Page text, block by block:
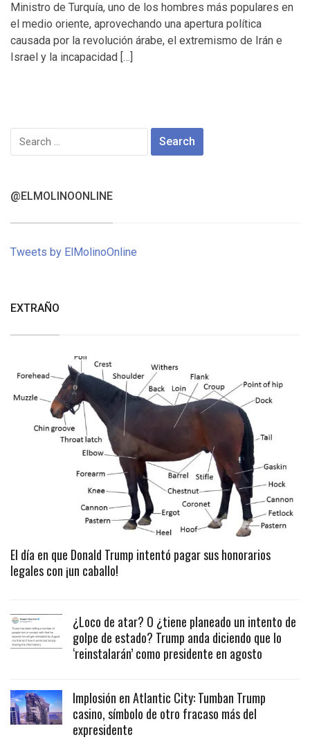
Ministro de Turquía, uno de los hombres más populares en
el medio oriente, aprovechando una apertura política
causada por la revolución árabe, el extremismo de Irán e
Israel y la incapacidad […]
Search
for:
@ELMOLINOONLINE
Tweets by ElMolinoOnline
EXTRAÑO
El día en que Donald Trump intentó pagar sus honorarios
legales con ¡un caballo!
¿Loco de atar? O ¿tiene planeado un intento de
golpe de estado? Trump anda diciendo que lo
‘reinstalarán’ como presidente en agosto
Implosión en Atlantic City: Tumban Trump
casino, símbolo de otro fracaso más del
expresidente